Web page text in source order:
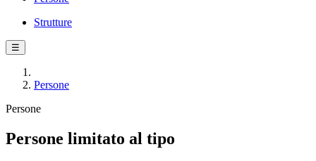
Strutture
☰
Persone
Persone
Persone limitato al tipo